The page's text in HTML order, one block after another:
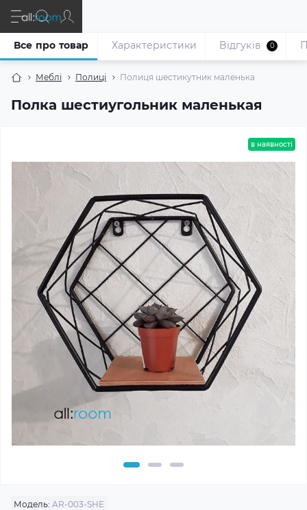
Меблі Полиці Полиця шестикутник маленька
Полка шестиугольник маленькая
Все про товар Характеристики Відгуків 0
в наявності
Модель: AR-003-SHE